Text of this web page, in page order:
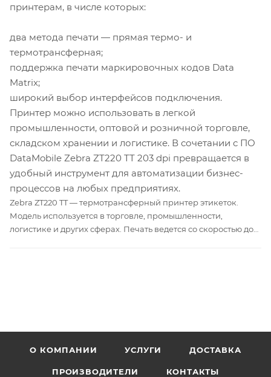
принтерам, в числе которых:
два метода печати — прямая термо- и
термотрансферная;
поддержка печати маркировочных кодов Data
Matrix;
широкий выбор интерфейсов подключения.
Принтер можно использовать в легкой
промышленности, оптовой и розничной торговле,
складском хранении и логистике. В сочетании с ПО
DataMobile Zebra ZT220 TT 203 dpi превращается в
удобный инструмент для автоматизации бизнес-
процессов на любых предприятиях.
Zebra ZT220 TT — термотрансферный принтер этикеток.
Модель используется в торговле, промышленности,
логистике и других сферах. Печать ведется со скоростью до
О КОМПАНИИ УСЛУГИ ДОСТАВКА
ПРОИЗВОДИТЕЛИ КОНТАКТЫ